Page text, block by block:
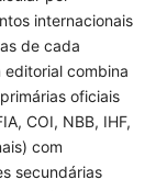
internacionais
de cada
combina
oficiais
COI, NBB, IHF,
com
secundárias